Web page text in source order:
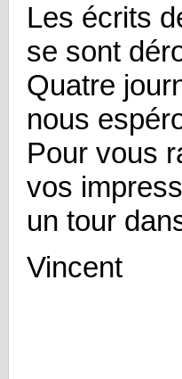
Les écrits
se sont
Quatre
nous
Pour vous
vos
un tour
Vincent